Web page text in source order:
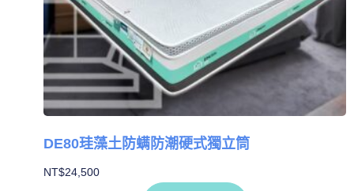
DE80珪藻土防螨防潮硬式獨立筒
NT$24,500